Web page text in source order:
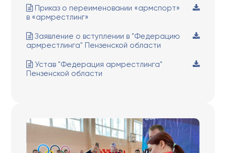
Приказ о переименовании «армспорт»
в «армрестлинг»
Заявление о вступлении в "Федерацию
армрестлинга" Пензенской области
Устав "Федерация армрестлинга"
Пензенской области